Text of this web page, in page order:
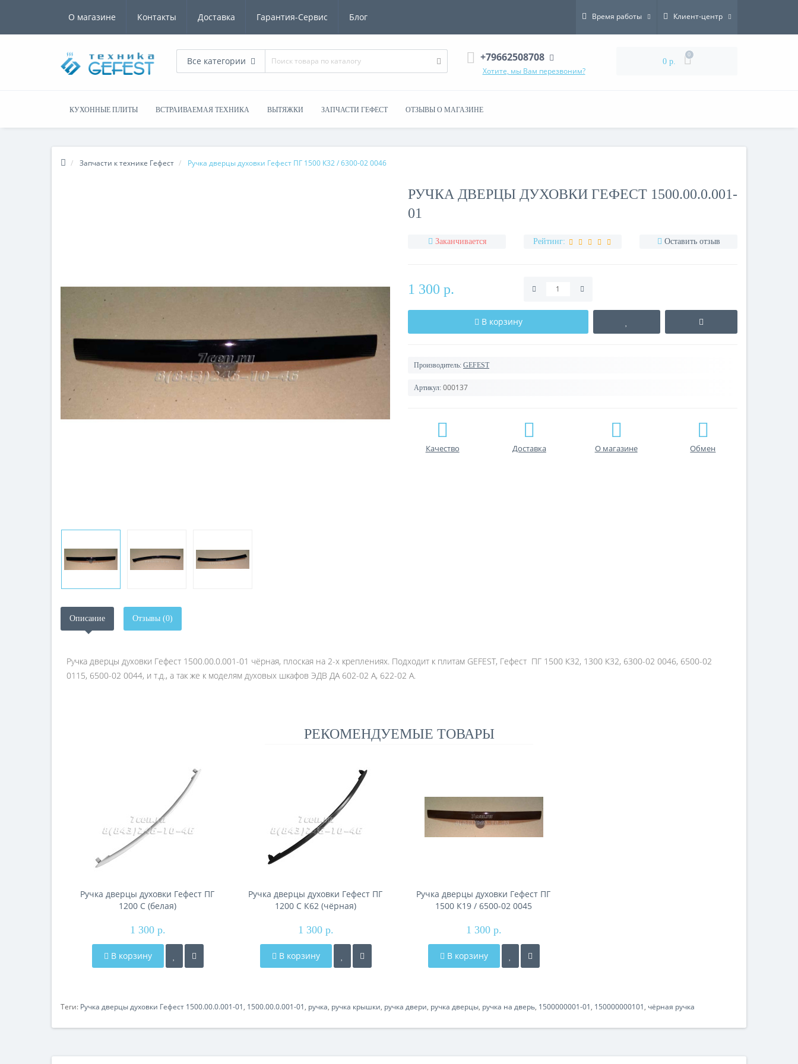
О магазине Контакты Доставка Гарантия-Сервис Блог Время работы Клиент-центр
Все категории +79662508708
Хотите, мы Вам перезвоним?
0 р.
0
КУХОННЫЕ ПЛИТЫ ВСТРАИВАЕМАЯ ТЕХНИКА ВЫТЯЖКИ ЗАПЧАСТИ ГЕФЕСТ ОТЗЫВЫ О МАГАЗИНЕ
Запчасти к технике Гефест Ручка дверцы духовки Гефест ПГ 1500 К32 / 6300-02 0046
РУЧКА ДВЕРЦЫ ДУХОВКИ ГЕФЕСТ 1500.00.0.001-
01
Заканчивается Рейтинг: Оставить отзыв
1 300 р.
В корзину
Производитель: GEFEST
Артикул: 000137
Качество Доставка О магазине Обмен
Описание Отзывы (0)
Ручка дверцы духовки Гефест 1500.00.0.001-01 чёрная, плоская на 2-х креплениях. Подходит к плитам GEFEST, Гефест ПГ 1500 К32, 1300 К32, 6300-02 0046, 6500-02
0115, 6500-02 0044, и т.д., а так же к моделям духовых шкафов ЭДВ ДА 602-02 А, 622-02 А.
РЕКОМЕНДУЕМЫЕ ТОВАРЫ
Ручка дверцы духовки Гефест ПГ
1200 С (белая)
1 300 р.
В корзину
Ручка дверцы духовки Гефест ПГ
1200 С К62 (чёрная)
1 300 р.
В корзину
Ручка дверцы духовки Гефест ПГ
1500 К19 / 6500-02 0045
1 300 р.
В корзину
Теги: Ручка дверцы духовки Гефест 1500.00.0.001-01, 1500.00.0.001-01, ручка, ручка крышки, ручка двери, ручка дверцы, ручка на дверь, 1500000001-01, 150000000101, чёрная ручка